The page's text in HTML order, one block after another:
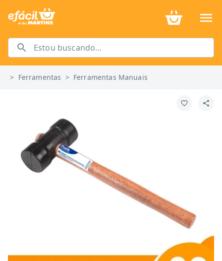
> Ferramentas > Ferramentas Manuais